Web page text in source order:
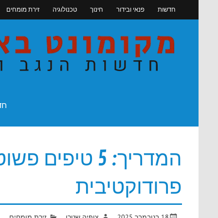
content
חדשות פנאי ובידור חינוך טכנולוגיה זירת מומחים
המדריך: 5
פרודוקטיבית